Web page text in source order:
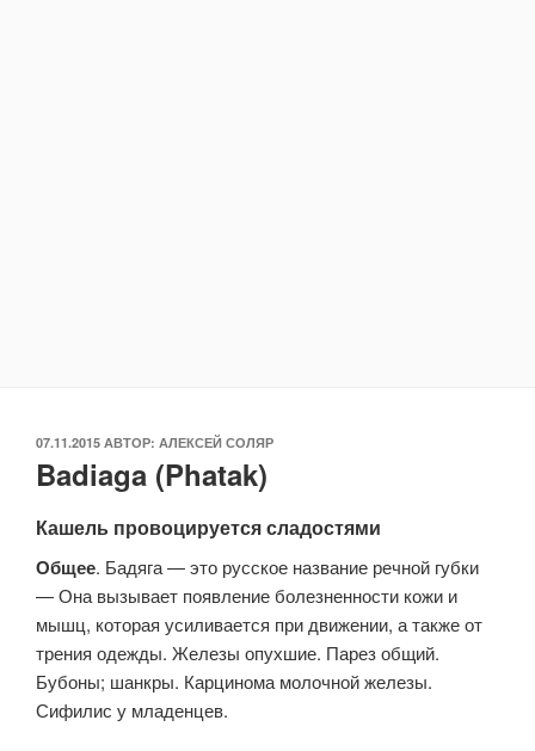
ОПУБЛИКОВАНО
07.11.2015 АВТОР: АЛЕКСЕЙ СОЛЯР
Badiaga (Phatak)
Кашель провоцируется сладостями
Общее. Бадяга — это русское название речной губки
— Она вызывает появление болезненности кожи и
мышц, которая усиливается при движении, а также от
трения одежды. Железы опухшие. Парез общий.
Бубоны; шанкры. Карцинома молочной железы.
Сифилис у младенцев.